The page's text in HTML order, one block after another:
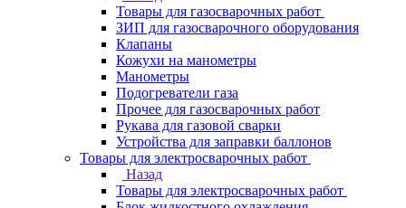
Товары для газосварочных работ
ЗИП для газосварочного оборудования
Клапаны
Кожухи на манометры
Манометры
Подогреватели газа
Прочее для газосварочных работ
Рукава для газовой сварки
Устройства для заправки баллонов
Товары для электросварочных работ
Назад
Товары для электросварочных работ